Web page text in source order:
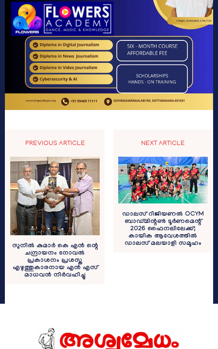
PREVIOUS ARTICLE
സുനിൽ കുമാർ കെ എൻ ന്റെ
ചന്ദ്രായനം നോവൽ
പ്രകാശനം പ്രശസ്ത
എഴുത്തുകാരനായ എൻ എസ്
മാധവൻ നിർവഹിച്ചു
NEXT ARTICLE
ഡാലസ് റീജിയണൽ OCYM
ബാഡ്മിന്റൺ ടൂർണമെന്റ്
2026 ഫൈനലിലേക്ക്;
കായിക ആവേശത്തിൽ
ഡാലസ് മലയാളി സമൂഹം